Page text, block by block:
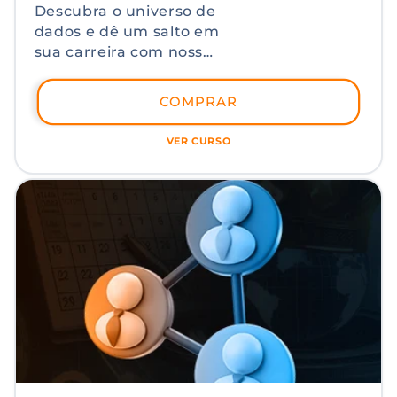
Descubra o universo de
dados e dê um salto em
sua carreira com nosso
Fundamentos de
Ciências de Dados.
Desde Python até
ferramentas essenciais
avançadas através da
Análise Exploratória de
COMPRAR
VER CURSO